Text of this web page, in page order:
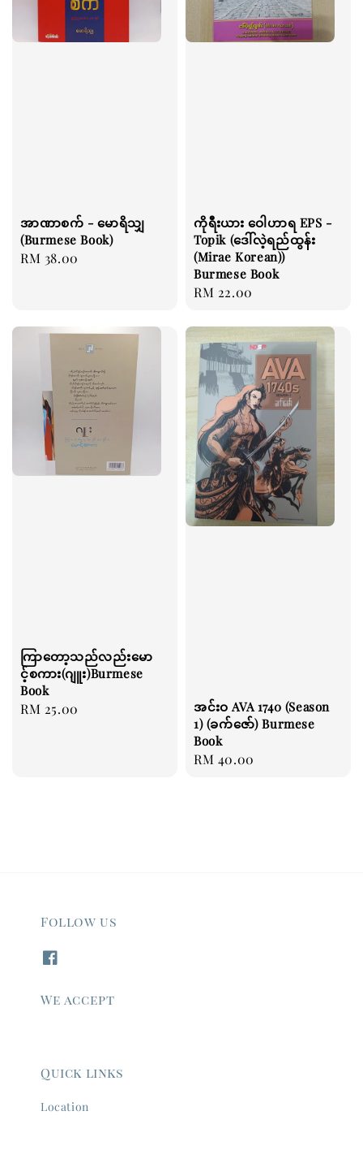
အာဏာစက် - မောရိသျှ
(Burmese Book)
Regular
RM 38.00
ကိုရီးယား ဝေါဟာရ EPS -
Topik (ဒေါ်လဲ့ရည်ထွန်း
(Mirae Korean))
Burmese Book
Regular
RM 22.00
ကြာတော့သည်လည်းမော
င့်စကား(ဂျူး)Burmese
Book
Regular
RM 25.00
အင်းဝ AVA 1740 (Season
1) (ခက်ဇော်) Burmese
Book
Regular
RM 40.00
Follow us
We accept
Quick links
Location